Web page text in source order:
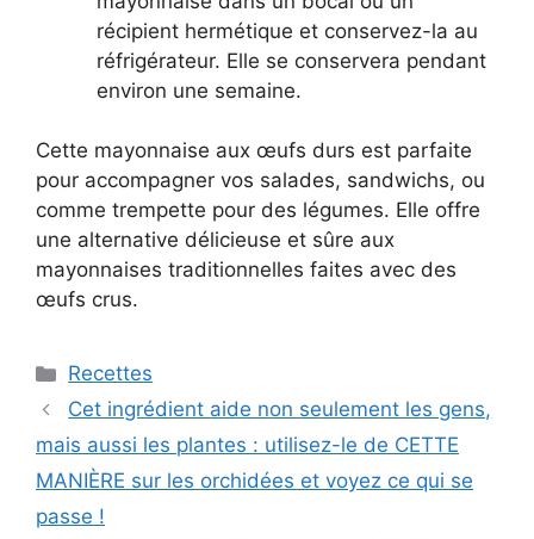
récipient hermétique et conservez-la au
réfrigérateur. Elle se conservera pendant
environ une semaine.
Cette mayonnaise aux œufs durs est parfaite
pour accompagner vos salades, sandwichs, ou
comme trempette pour des légumes. Elle offre
une alternative délicieuse et sûre aux
mayonnaises traditionnelles faites avec des
œufs crus.
Categories
Recettes
Cet ingrédient aide non seulement les gens,
mais aussi les plantes : utilisez-le de CETTE
MANIÈRE sur les orchidées et voyez ce qui se
passe !